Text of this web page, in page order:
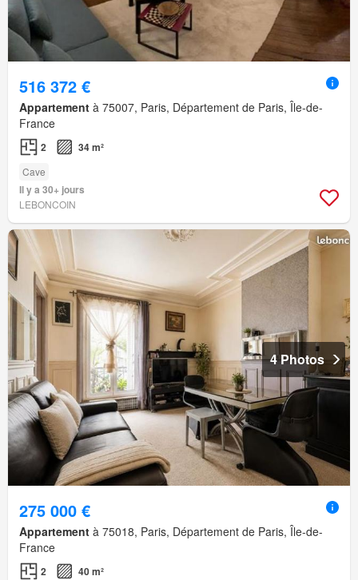
516 372 €
Appartement à 75007, Paris, Département de Paris, Île-de-
France
2 34 m²
Cave
Il y a 30+ jours
LEBONCOIN
4 Photos
275 000 €
Appartement à 75018, Paris, Département de Paris, Île-de-
France
2 40 m²